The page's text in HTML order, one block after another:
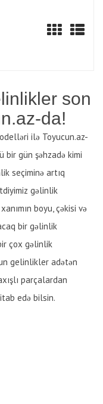
son
da!
ilə Toyucun.az-
bir gün şəhzadə kimi
seçiminə artıq
gəlinlik
boyu, çəkisi və
bir gəlinlik
çox gəlinlik
gelinlikler adətən
parçalardan
edə bilsin.